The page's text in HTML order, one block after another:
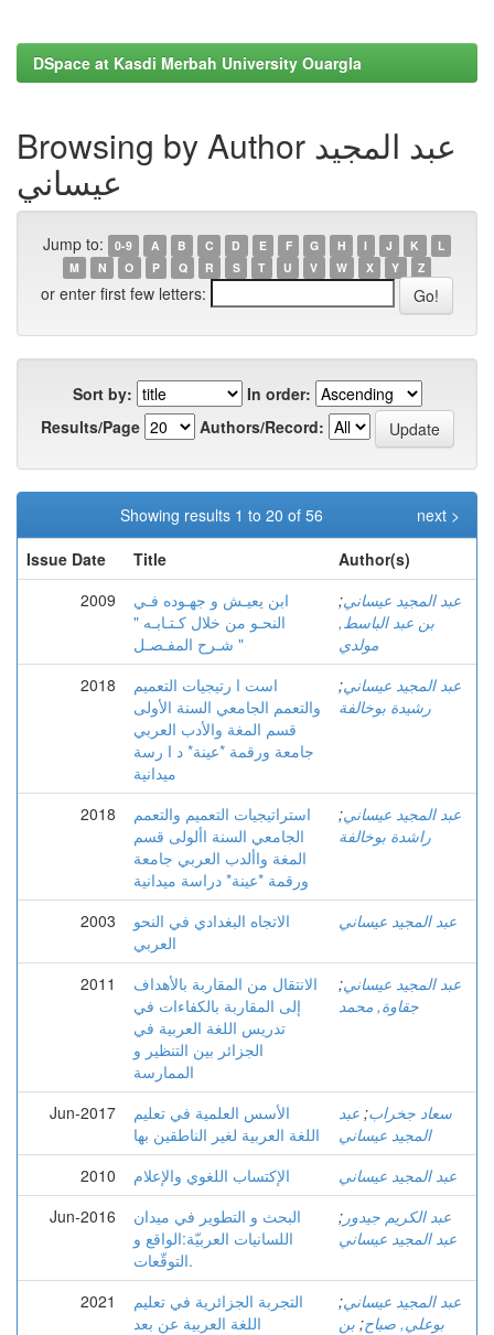
DSpace at Kasdi Merbah University Ouargla
Browsing by Author عبد المجيد
عيساني
Jump to: 0-9 A B C D E F G H I J K
L
M
N O P Q R S T U V W X Y Z
or enter first few letters:
Sort by:
In order:
Results/Page
Authors/Record:
Showing results 1 to 20 of 56
next >
Issue Date
Title
Author(s)
2009
ابن يعيـش و جهـوده فـي
النحـو من خلال كـتـابـه "
شـرح المفـصـل "
عبد المجيد عيساني;
بن عبد الباسط,
مولدي
2018
است ا رتيجيات التعميم
والتعمم الجامعي السنة الأولى
قسم المغة والأدب العربي
جامعة ورقمة *عينة* د ا رسة
ميدانية
عبد المجيد عيساني;
رشيدة بوخالفة
2018
استراتيجيات التعميم والتعمم
الجامعي السنة األولى قسم
المغة واألدب العربي جامعة
ورقمة *عينة* دراسة ميدانية
عبد المجيد عيساني;
راشدة بوخالفة
2003
الاتجاه البغدادي في النحو
العربي
عبد المجيد عيساني
2011
الانتقال من المقاربة بالأهداف
إلى المقاربة بالكفاءات في
تدريس اللغة العربية في
الجزائر بين التنظير و
الممارسة
عبد المجيد عيساني;
جقاوة, محمد
Jun-2017
الأسس العلمية في تعليم
اللغة العربية لغير الناطقين بها
سعاد جخراب; عبد
المجيد عيساني
2010
الإكتساب اللغوي والإعلام
عبد المجيد عيساني
Jun-2016
البحث و التطوير في ميدان
اللسانيات العربيّة:الواقع و
التوقّعات.
عبد الكريم جيدور ;
عبد المجيد عيساني
2021
التجربة الجزائرية في تعليم
اللغة العربية عن بعد
عبد المجيد عيساني;
بوعلي, صباح; بن